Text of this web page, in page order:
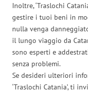
Inoltre, ‘Traslochi
gestire i tuoi beni in
nulla venga
il lungo viaggio da
sono esperti e
senza problemi.
Se desideri ulteriori
‘Traslochi Catania’, ti